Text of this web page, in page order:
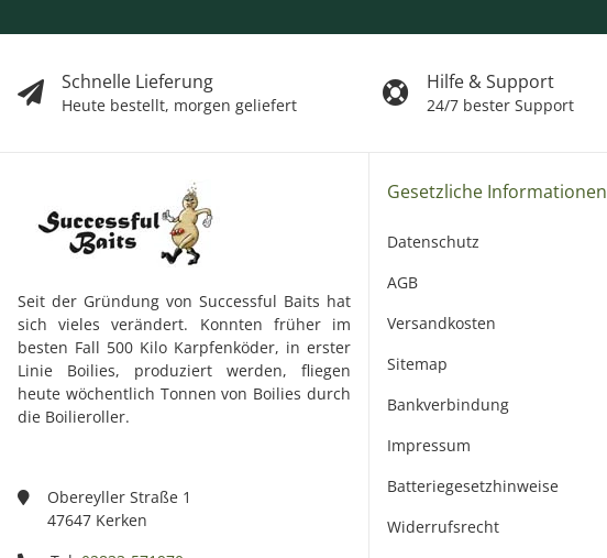
Schnelle Lieferung
Heute bestellt, morgen geliefert
Hilfe & Support
24/7 bester Support
Seit der Gründung von Successful Baits hat
sich vieles verändert. Konnten früher im
besten Fall 500 Kilo Karpfenköder, in erster
Linie Boilies, produziert werden, fliegen
heute wöchentlich Tonnen von Boilies durch
die Boilieroller.
Obereyller Straße 1
47647 Kerken
Gesetzliche Informationen
Datenschutz
AGB
Versandkosten
Sitemap
Bankverbindung
Impressum
Batteriegesetzhinweise
Widerrufsrecht